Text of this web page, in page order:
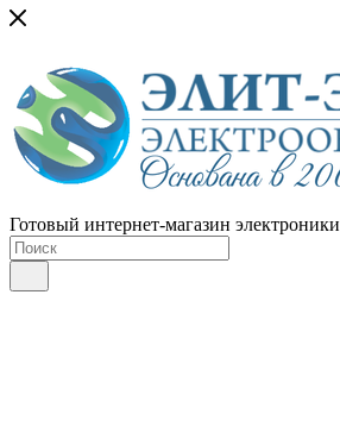
Готовый интернет-магазин электроники